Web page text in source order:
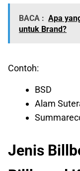
BACA : Apa
untuk Brand?
Contoh:
BSD
Alam
Jenis